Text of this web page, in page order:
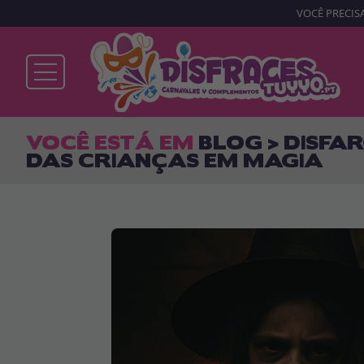
Já sou cliente
Esqueceu sua senha?
ENTRAR
VOCÊ
VOCÊ ESTÁ EM BLOG >
DAS CRIANÇAS EM MAGIA